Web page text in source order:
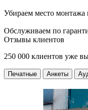
Убираем место
Обслуживаем по
Отзывы клиентов
250 000 клиентов уже
Печатные Анкеты